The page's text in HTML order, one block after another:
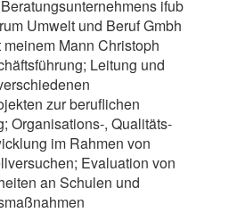
ifub
Umwelt und Beruf Gmbh
Mann Christoph
Leitung und
zur beruflichen
Organisations-, Qualitäts-
im Rahmen von
Evaluation von
an Schulen und